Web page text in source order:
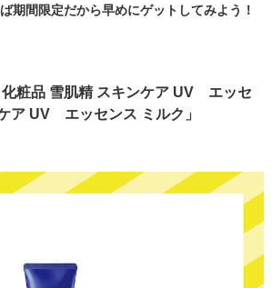
期間限定だから早めにゲットしてみよう！
粧品 雪肌精 スキンケア UV エッセ
ア UV エッセンス ミルク」